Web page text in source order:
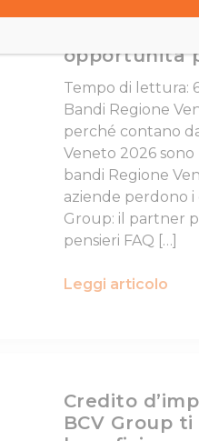
Bandi
perduto
opportunità
Tempo di lettura:
Bandi Regione
perché contano
Veneto 2026 sono
bandi Regione
aziende perdono
Group: il partner
pensieri FAQ […]
Leggi articolo
Credito
BCV Group